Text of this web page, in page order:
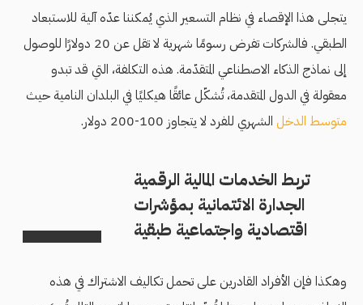
يتجلى هذا الإقصاء في نظام التسعير الذي يُمكننا عدّه آلية للاستبعاد
الطبقي. فالشركات تفرض رسومًا شهرية لا تقل عن 20 دولارًا للوصول
إلى نماذج الذكاء الاصطناعي المتقدّمة. هذه التكلفة، التي قد تبدو
معقولة في الدول المتقدمة، تُشكّل عائقًا هيكليًا في البلدان النامية حيث
متوسط الدخل الشهري للفرد لا يتجاوز 100-200 دولار.
تربط الخدمات المالية الرقمية
الجدارة الائتمانية بمؤشرات
اقتصادية واجتماعية طبقية
وهكذا فإن الأفراد القادرين على تحمل تكاليف الاشتراك في هذه